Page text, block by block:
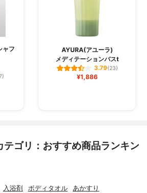
フ
AYURA(アユーラ)
メディテーションバスt
3.79(23)
¥1,886
テゴリ：おすすめ商品ランキン
入浴剤 ボディタオル あかすり